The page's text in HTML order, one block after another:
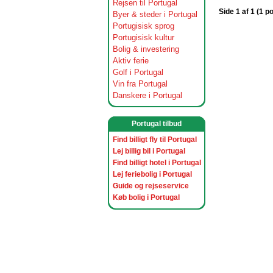
Rejsen til Portugal
Byer & steder i Portugal
Portugisisk sprog
Portugisisk kultur
Bolig & investering
Aktiv ferie
Golf i Portugal
Vin fra Portugal
Danskere i Portugal
Portugal tilbud
Find billigt fly til Portugal
Lej billig bil i Portugal
Find billigt hotel i Portugal
Lej feriebolig i Portugal
Guide og rejseservice
Køb bolig i Portugal
Side 1 af 1 (1